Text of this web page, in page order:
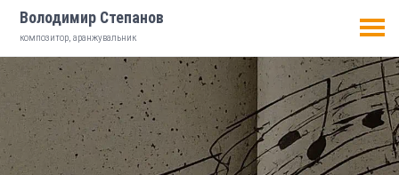
Володимир Степанов
композитор, аранжувальник